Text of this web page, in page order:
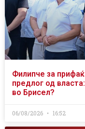
Филипче за
предлог од
во Брисел?
06/08/2026 16:52